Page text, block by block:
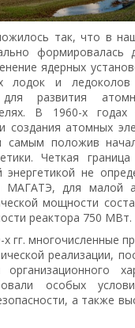
так, что в
формировалась
ядерных
лодок и
развития
В 1960-х годах
создания атомных
самым положив
Четкая
не
МАГАТЭ, для малой
мощности
реактора 750 МВт.
гг. многочисленные
реализации,
особых
а также